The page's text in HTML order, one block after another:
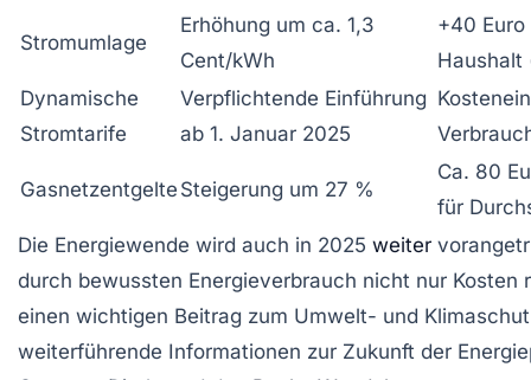
Stromumlage
Erhöhung um ca. 1,3
Cent/kWh
+40
Haushalt
Dynamische
Stromtarife
Verpflichtende Einführung
ab 1. Januar 2025
Gasnetzentgelte Steigerung um 27 %
Ca. 80
für
Die Energiewende wird auch in 2025 weiter
durch bewussten Energieverbrauch nicht nur Kosten
einen wichtigen Beitrag zum Umwelt- und
weiterführende Informationen zur Zukunft der